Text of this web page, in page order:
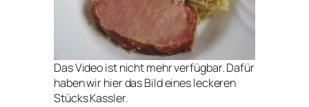
Das Video ist nicht mehr verfügbar. Dafür
haben wir hier das Bild eines leckeren
Stücks Kassler.